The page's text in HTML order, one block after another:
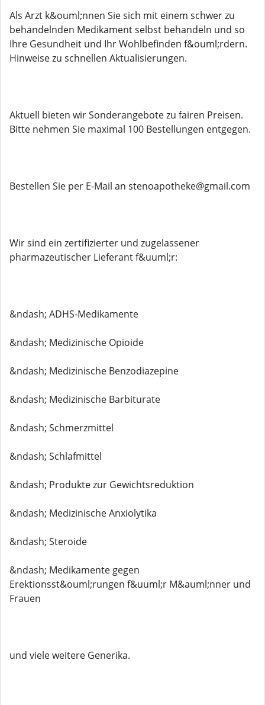
Als Arzt k&ouml;nnen Sie sich mit einem schwer zu
behandelnden Medikament selbst behandeln und so
Ihre Gesundheit und Ihr Wohlbefinden f&ouml;rdern.
Hinweise zu schnellen Aktualisierungen.
Aktuell bieten wir Sonderangebote zu fairen Preisen.
Bitte nehmen Sie maximal 100 Bestellungen entgegen.
Bestellen Sie per E-Mail an stenoapotheke@gmail.com
Wir sind ein zertifizierter und zugelassener
pharmazeutischer Lieferant f&uuml;r:
&ndash; ADHS-Medikamente
&ndash; Medizinische Opioide
&ndash; Medizinische Benzodiazepine
&ndash; Medizinische Barbiturate
&ndash; Schmerzmittel
&ndash; Schlafmittel
&ndash; Produkte zur Gewichtsreduktion
&ndash; Medizinische Anxiolytika
&ndash; Steroide
&ndash; Medikamente gegen
Erektionsst&ouml;rungen f&uuml;r M&auml;nner und
Frauen
und viele weitere Generika.